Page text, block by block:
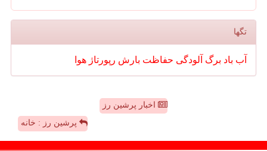
تگها
آب باد برگ آلودگی حفاظت بارش رپورتاژ هوا
اخبار پرشین رز
پرشین رز : خانه